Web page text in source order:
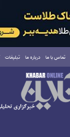
تماس با ما درباره ما تبلیغات